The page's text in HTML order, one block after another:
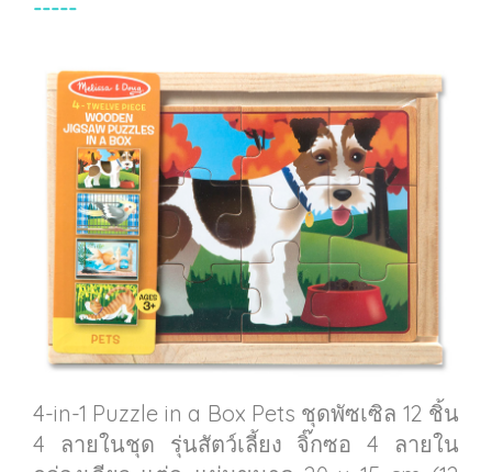
-----
4-in-1 Puzzle in a Box Pets ชุดพัซเซิล 12 ชิ้น
4 ลายในชุด รุ่นสัตว์เลี้ยง จิ๊กซอ 4 ลายใน